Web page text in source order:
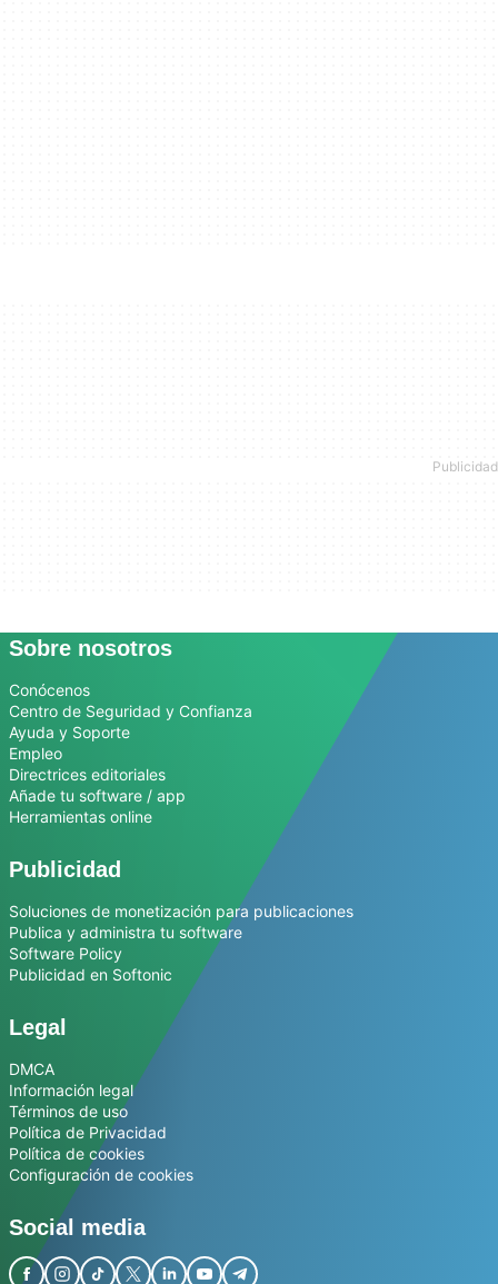
Sobre nosotros
Conócenos
Centro de Seguridad y Confianza
Ayuda y Soporte
Empleo
Directrices editoriales
Añade tu software / app
Herramientas online
Publicidad
Soluciones de monetización para publicaciones
Publica y administra tu software
Software Policy
Publicidad en Softonic
Legal
DMCA
Información legal
Términos de uso
Política de Privacidad
Política de cookies
Configuración de cookies
Social media